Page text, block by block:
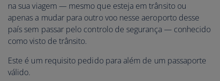
na sua viagem — mesmo que esteja em trânsito ou
apenas a mudar para outro voo nesse aeroporto desse
país sem passar pelo controlo de segurança — conhecido
como visto de trânsito.
Este é um requisito pedido para além de um passaporte
válido.